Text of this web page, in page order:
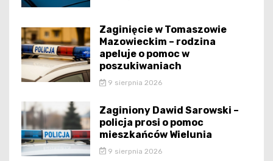
Zaginięcie w Tomaszowie
Mazowieckim – rodzina
apeluje o pomoc w
poszukiwaniach
9 sierpnia 2026
Zaginiony Dawid Sarowski –
policja prosi o pomoc
mieszkańców Wielunia
9 sierpnia 2026